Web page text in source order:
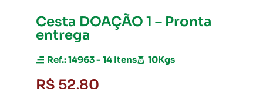
entrega
Ref: 14964 - 16 Itens
R$ 69,80